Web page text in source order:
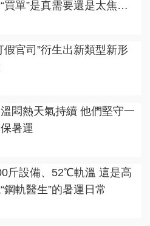
買單”是真需要還是太焦
假官司”衍生出新類型新形
悶熱天氣持續 他們堅守一
暑運
斤設備、52℃軌溫 這是高
鋼軌醫生”的暑運日常